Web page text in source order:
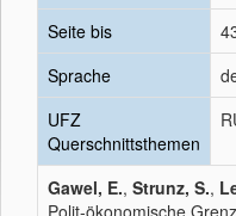
Seite bis
Sprache
UFZ
Querschnittsthemen
Gawel, E., Strunz, S.,
Polit-ökonomische